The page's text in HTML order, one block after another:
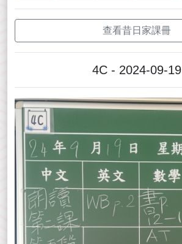
查看昔日家課冊
4C - 2024-09-19